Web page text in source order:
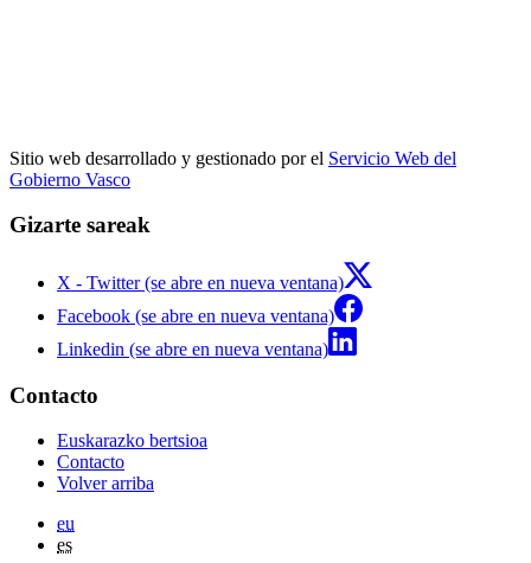
Sitio web desarrollado y gestionado por el Servicio Web del
Gobierno Vasco
Gizarte sareak
X - Twitter (se abre en nueva ventana)
Facebook (se abre en nueva ventana)
Linkedin (se abre en nueva ventana)
Contacto
Euskarazko bertsioa
Contacto
Volver arriba
eu
es